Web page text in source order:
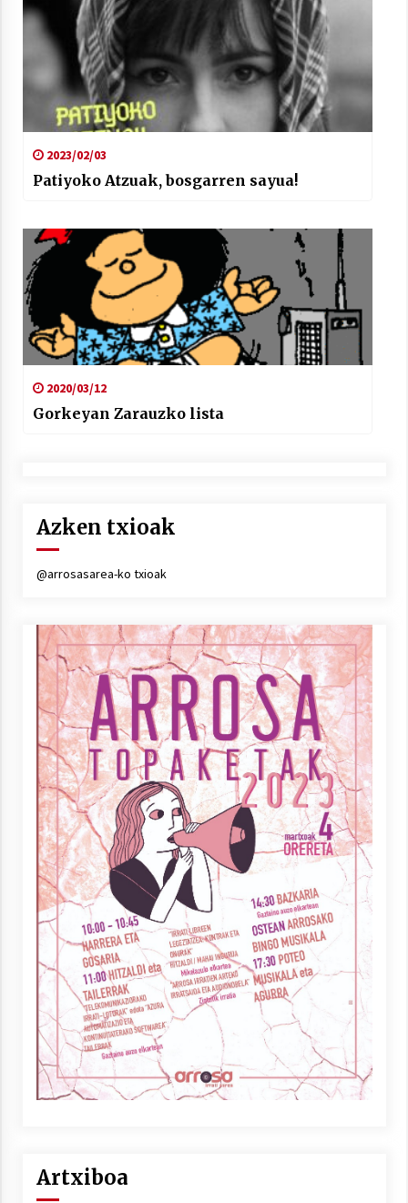
2023/02/03
Patiyoko Atzuak, bosgarren sayua!
2020/03/12
Gorkeyan Zarauzko lista
Azken txioak
@arrosasarea-ko txioak
Artxiboa